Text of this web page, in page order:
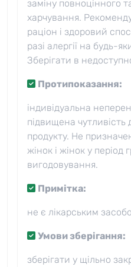
заміну повноцінного
харчування.
раціон і здоровий
разі алергії на будь-
Зберігати в
Протипоказання:
індивідуальна
підвищена чутливість
продукту. Не
жінок і жінок у період
вигодовування.
Примітка:
не є лікарським
Умови зберігання:
зберігати у щільно